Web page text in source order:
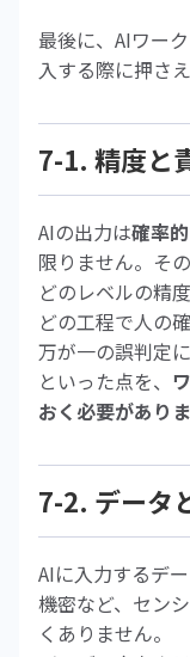
最後に、AIワー
入する際に押さ
7-1. 精度と
AIの出力は確率的
限りません。その
どのレベルの精
どの工程で人の
万が一の誤判定
といった点を、
おく必要がありま
7-2. データ
AIに入力するデ
機密など、セン
くありません。